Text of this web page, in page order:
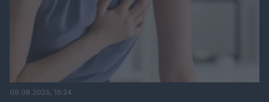
08.08.2026, 16:24